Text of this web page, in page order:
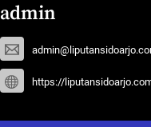
admin
https://